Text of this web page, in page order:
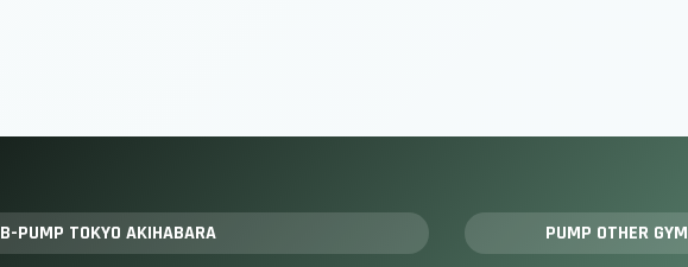
B-PUMP TOKYO AKIHABARA PUMP OTHER GYM